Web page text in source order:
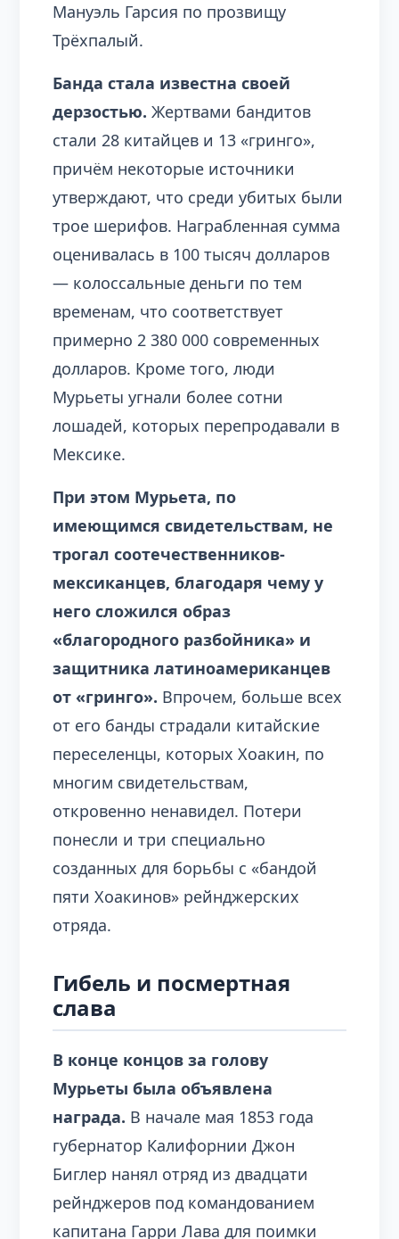
Мануэль Гарсия по прозвищу
Трёхпалый.
Банда стала известна своей
дерзостью. Жертвами бандитов
стали 28 китайцев и 13 «гринго»,
причём некоторые источники
утверждают, что среди убитых были
трое шерифов. Награбленная сумма
оценивалась в 100 тысяч долларов
— колоссальные деньги по тем
временам, что соответствует
примерно 2 380 000 современных
долларов. Кроме того, люди
Мурьеты угнали более сотни
лошадей, которых перепродавали в
Мексике.
При этом Мурьета, по
имеющимся свидетельствам, не
трогал соотечественников-
мексиканцев, благодаря чему у
него сложился образ
«благородного разбойника» и
защитника латиноамериканцев
от «гринго». Впрочем, больше всех
от его банды страдали китайские
переселенцы, которых Хоакин, по
многим свидетельствам,
откровенно ненавидел. Потери
понесли и три специально
созданных для борьбы с «бандой
пяти Хоакинов» рейнджерских
отряда.
Гибель и посмертная
слава
В конце концов за голову
Мурьеты была объявлена
награда. В начале мая 1853 года
губернатор Калифорнии Джон
Биглер нанял отряд из двадцати
рейнджеров под командованием
капитана Гарри Лава для поимки